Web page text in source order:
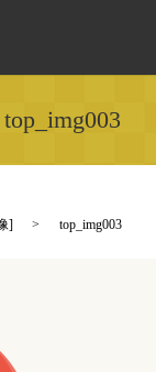
top_img003
] top_img003